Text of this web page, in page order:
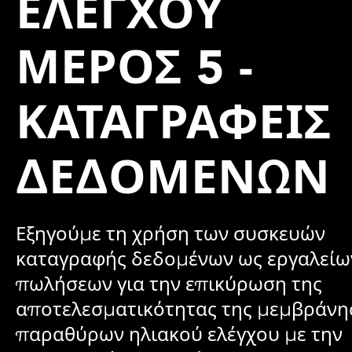
ΕΛΈΓΧΟΥ
ΜΈΡΟΣ 5 -
ΚΑΤΑΓΡΑΦΕΊΣ
ΔΕΔΟΜΈΝΩΝ
Εξηγούμε τη χρήση των συσκευών
καταγραφής δεδομένων ως
πωλήσεων για την επικύρωση της
αποτελεσματικότητας της
παραθύρων ηλιακού ελέγχου με την